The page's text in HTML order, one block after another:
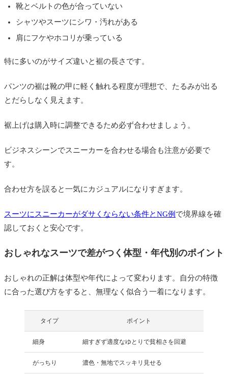
靴とベルトの色が合っていない
シャツやスーツにシワ・汚れがある
肩にフケやホコリが乗っている
特に多いのがサイズ違いと裾の長さです。
パンツの裾は靴の甲に軽く触れる程度が理想で、たるみが出る
とだらしなく見えます。
裾上げは購入時に調整できるため必ず合わせましょう。
ビジネスシーンでスニーカーを合わせる場合も注意が必要で
す。
合わせ方を誤ると一気にカジュアルになりすぎます。
スーツにスニーカーがダサくならない条件とNG例 で境界線を確
認しておくと安心です。
おしゃれなスーツで差がつく体型・年代別のポイント
おしゃれの正解は体型や年代によって変わります。自分の特徴
に合った選び方をすると、無理なく似合う一着になります。
タイプ ポイント
細身 細すぎず適度なゆとりで貧相さを回避
がっちり 濃色・無地でスッキリ見せる